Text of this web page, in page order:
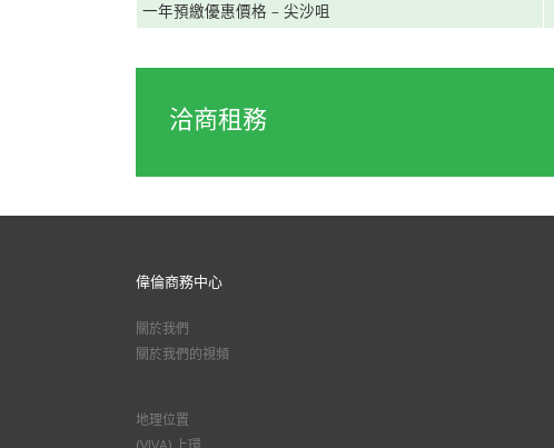
一年預繳優惠價格 – 尖沙咀
洽商租務
偉倫商務中心
關於我們
關於我們的視頻
地理位置